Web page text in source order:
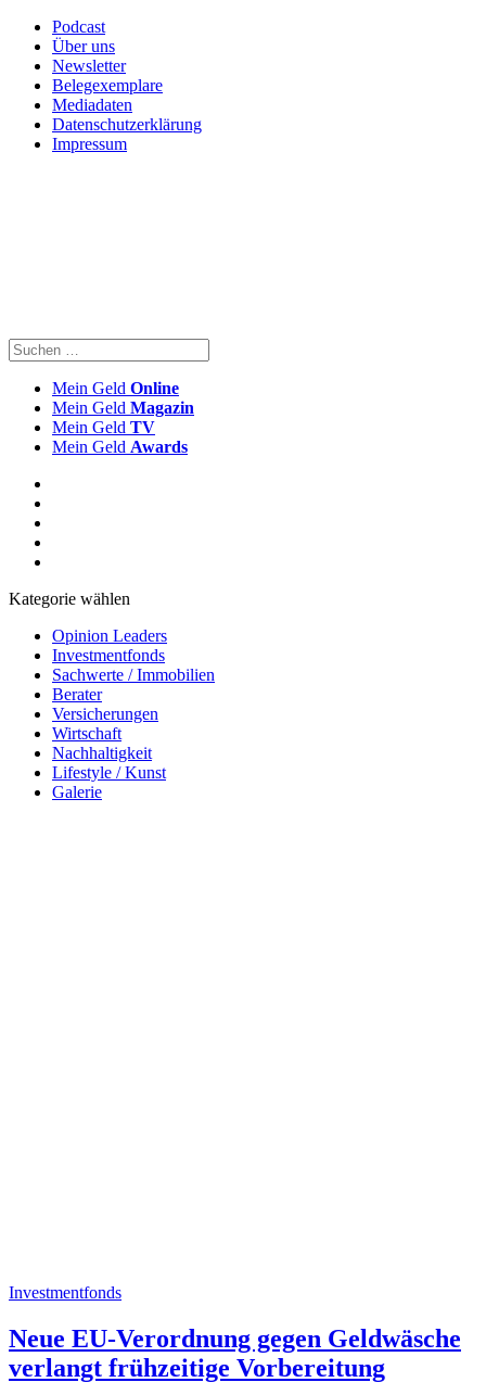
Podcast
Über uns
Newsletter
Belegexemplare
Mediadaten
Datenschutzerklärung
Impressum
Mein Geld Online
Mein Geld Magazin
Mein Geld TV
Mein Geld Awards
Kategorie wählen
Opinion Leaders
Investmentfonds
Sachwerte / Immobilien
Berater
Versicherungen
Wirtschaft
Nachhaltigkeit
Lifestyle / Kunst
Galerie
Investmentfonds
Neue EU-Verordnung gegen Geldwäsche
verlangt frühzeitige Vorbereitung